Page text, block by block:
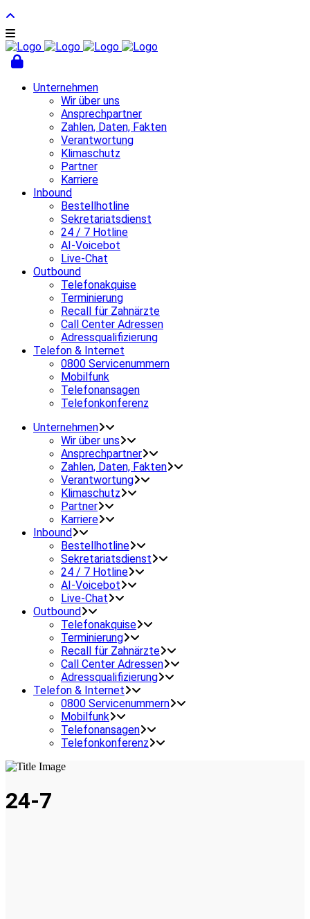
Unternehmen
Wir über uns
Ansprechpartner
Zahlen, Daten, Fakten
Verantwortung
Klimaschutz
Partner
Karriere
Inbound
Bestellhotline
Sekretariatsdienst
24 / 7 Hotline
AI-Voicebot
Live-Chat
Outbound
Telefonakquise
Terminierung
Recall für Zahnärzte
Call Center Adressen
Adressqualifizierung
Telefon & Internet
0800 Servicenummern
Mobilfunk
Telefonansagen
Telefonkonferenz
Unternehmen
Wir über uns
Ansprechpartner
Zahlen, Daten, Fakten
Verantwortung
Klimaschutz
Partner
Karriere
Inbound
Bestellhotline
Sekretariatsdienst
24 / 7 Hotline
AI-Voicebot
Live-Chat
Outbound
Telefonakquise
Terminierung
Recall für Zahnärzte
Call Center Adressen
Adressqualifizierung
Telefon & Internet
0800 Servicenummern
Mobilfunk
Telefonansagen
Telefonkonferenz
24-7